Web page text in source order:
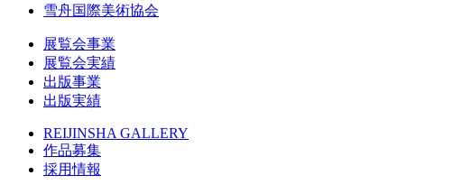
雪舟国際美術協会
展覧会事業
展覧会実績
出版事業
出版実績
REIJINSHA GALLERY
作品募集
採用情報